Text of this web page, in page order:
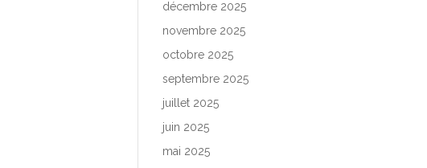
décembre 2025
novembre 2025
octobre 2025
septembre 2025
juillet 2025
juin 2025
mai 2025